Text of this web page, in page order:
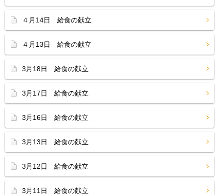
４月14日 給食の献立
４月13日 給食の献立
3月18日 給食の献立
3月17日 給食の献立
3月16日 給食の献立
3月13日 給食の献立
3月12日 給食の献立
3月11日 給食の献立